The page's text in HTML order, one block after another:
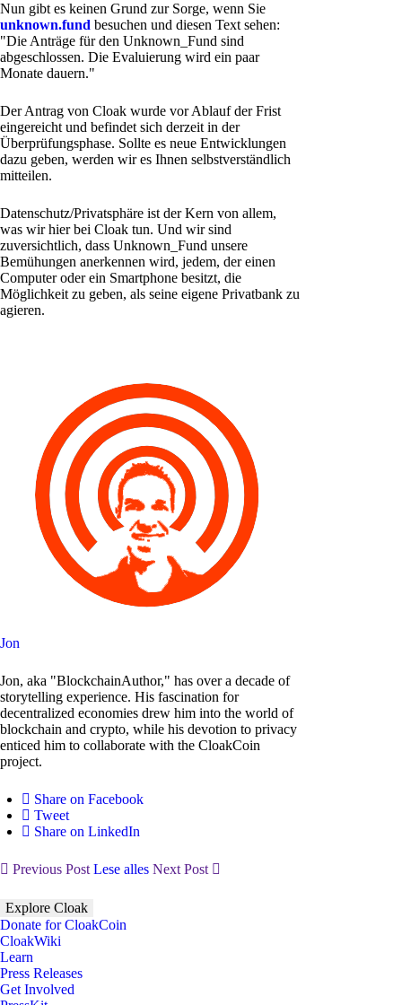
Nun gibt es keinen Grund zur Sorge, wenn Sie
unknown.fund besuchen und diesen Text sehen:
"Die Anträge für den Unknown_Fund sind
abgeschlossen. Die Evaluierung wird ein paar
Monate dauern."
Der Antrag von Cloak wurde vor Ablauf der Frist
eingereicht und befindet sich derzeit in der
Überprüfungsphase. Sollte es neue Entwicklungen
dazu geben, werden wir es Ihnen selbstverständlich
mitteilen.
Datenschutz/Privatsphäre ist der Kern von allem,
was wir hier bei Cloak tun. Und wir sind
zuversichtlich, dass Unknown_Fund unsere
Bemühungen anerkennen wird, jedem, der einen
Computer oder ein Smartphone besitzt, die
Möglichkeit zu geben, als seine eigene Privatbank zu
agieren.
Jon
Jon, aka "BlockchainAuthor," has over a decade of
storytelling experience. His fascination for
decentralized economies drew him into the world of
blockchain and crypto, while his devotion to privacy
enticed him to collaborate with the CloakCoin
project.
Share on Facebook
Tweet
Share on LinkedIn
Previous Post Lese alles Next Post
Explore Cloak
Donate for CloakCoin
CloakWiki
Learn
Press Releases
Get Involved